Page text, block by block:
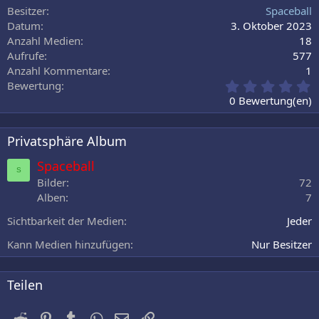
Besitzer
Spaceball
Datum
3. Oktober 2023
Anzahl Medien
18
Aufrufe
577
Anzahl Kommentare
1
Bewertung
0
0
)
0 Bewertung(en)
Privatsphäre Album
S Spaceball
Bilder
72
Alben
7
Sichtbarkeit der Medien
Jeder
Kann Medien hinzufügen
Nur Besitzer
Teilen